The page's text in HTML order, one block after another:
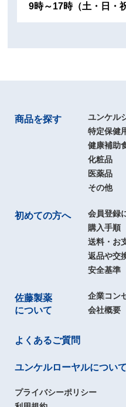
9時～17時（土・日・
商品を探す
ユンケル
特定保健
健康補助
化粧品
医薬品
その他
初めての方へ
会員登録
購入手順
送料・お
返品や交
安全基準
佐藤製薬
について
企業コン
会社概要
よくあるご質問
ユンケルローヤルについて
プライバシーポリシー